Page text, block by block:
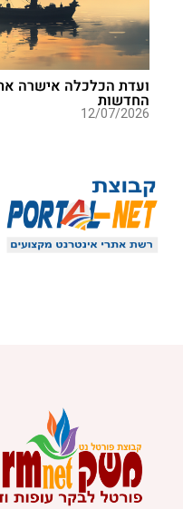
ועדת הכלכלה אישרה
החדשות
12/07/2026